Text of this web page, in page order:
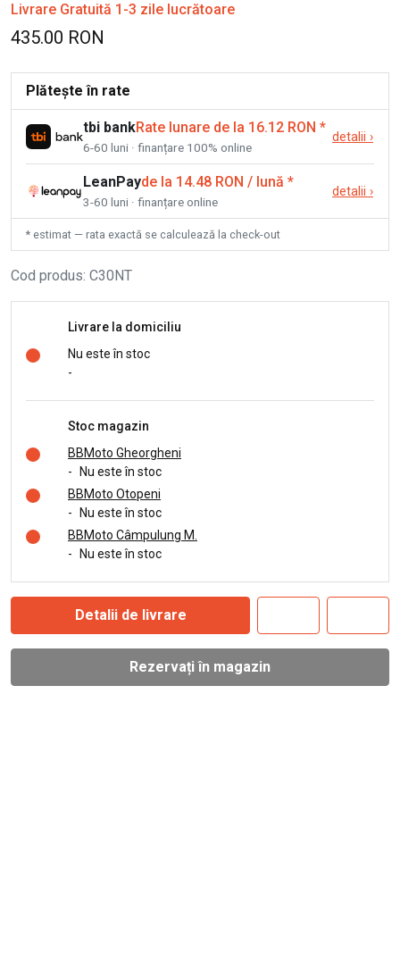
Livrare Gratuită 1-3 zile lucrătoare
435.00 RON
Plătește în rate
tbi bankRate lunare de la 16.12 RON *
6-60 luni · finanțare 100% online
detalii ›
LeanPayde la 14.48 RON / lună *
3-60 luni · finanțare online
detalii ›
* estimat — rata exactă se calculează la check-out
Cod produs: C30NT
Livrare la domiciliu
Nu este în stoc
-
Stoc magazin
BBMoto Gheorgheni
-
Nu este în stoc
BBMoto Otopeni
-
Nu este în stoc
BBMoto Câmpulung M.
-
Nu este în stoc
Detalii de livrare
Rezervați în magazin